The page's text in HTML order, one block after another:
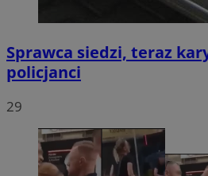
Sprawca siedzi, teraz
policjanci
29